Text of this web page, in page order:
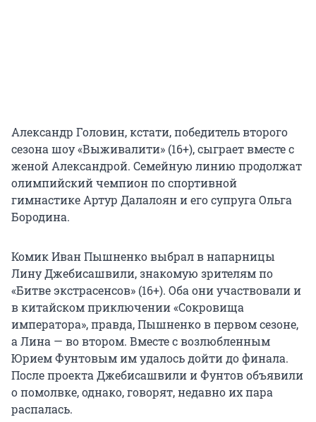
Александр Головин, кстати, победитель второго
сезона шоу «Выживалити» (16+), сыграет вместе с
женой Александрой. Семейную линию продолжат
олимпийский чемпион по спортивной
гимнастике Артур Далалоян и его супруга Ольга
Бородина.
Комик Иван Пышненко выбрал в напарницы
Лину Джебисашвили, знакомую зрителям по
«Битве экстрасенсов» (16+). Оба они участвовали и
в китайском приключении «Сокровища
императора», правда, Пышненко в первом сезоне,
а Лина — во втором. Вместе с возлюбленным
Юрием Фунтовым им удалось дойти до финала.
После проекта Джебисашвили и Фунтов объявили
о помолвке, однако, говорят, недавно их пара
распалась.